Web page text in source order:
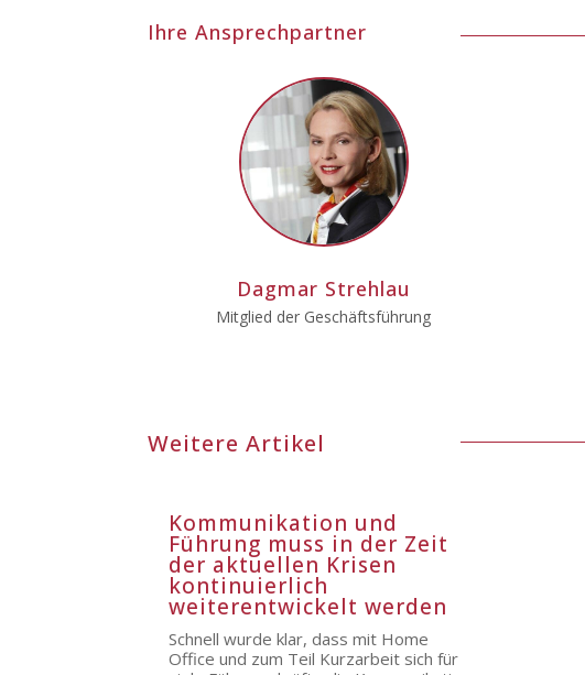
Ihre Ansprechpartner
Dagmar Strehlau
Mitglied der Geschäftsführung
Weitere Artikel
Kommunikation und
Führung muss in der Zeit
der aktuellen Krisen
kontinuierlich
weiterentwickelt werden
Schnell wurde klar, dass mit Home
Office und zum Teil Kurzarbeit sich für